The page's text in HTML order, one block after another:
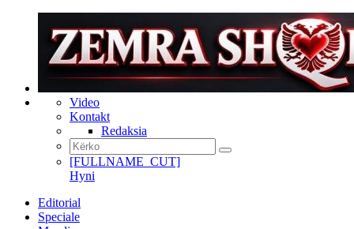
Video
Kontakt
Redaksia
[FULLNAME_CUT]
Hyni
Editorial
Speciale